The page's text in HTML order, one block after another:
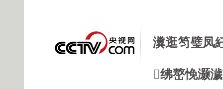
瀵逛笉璧凤
绋嶅悗灏